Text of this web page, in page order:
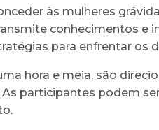
às mulheres
conhecimentos e
para enfrentar
hora e meia, são
participantes podem